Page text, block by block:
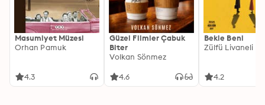
Masumiyet Müzesi
Orhan Pamuk
4.3
Güzel Filmler Çabuk
Biter
Volkan Sönmez
4.6
Bekle Beni
Zülfü Livaneli
4.2